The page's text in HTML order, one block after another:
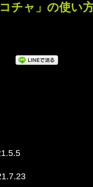
チャ」の使い